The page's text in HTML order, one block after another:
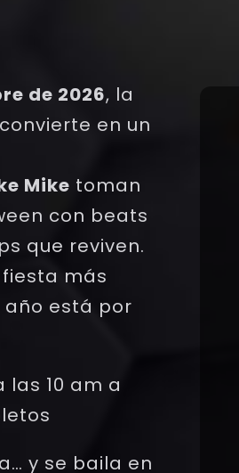
de 2026, la
en un
Mike toman
con beats
que reviven.
más
está por
las 10 am a
y se baila en